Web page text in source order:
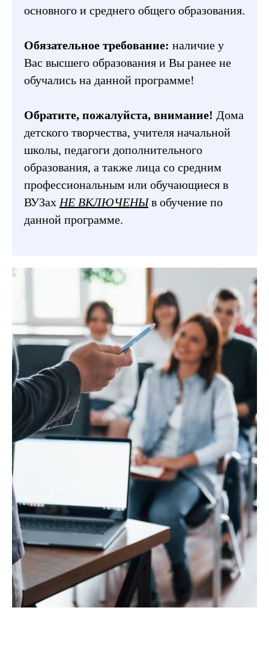
основного и среднего общего образования.
Обязательное требование: наличие у
Вас высшего образования и Вы ранее не
обучались на данной программе!
Обратите, пожалуйста, внимание! Дома
детского творчества, учителя начальной
школы, педагоги дополнительного
образования, а также лица со средним
профессиональным или обучающиеся в
ВУЗах НЕ ВКЛЮЧЕНЫв обучение по
данной программе.